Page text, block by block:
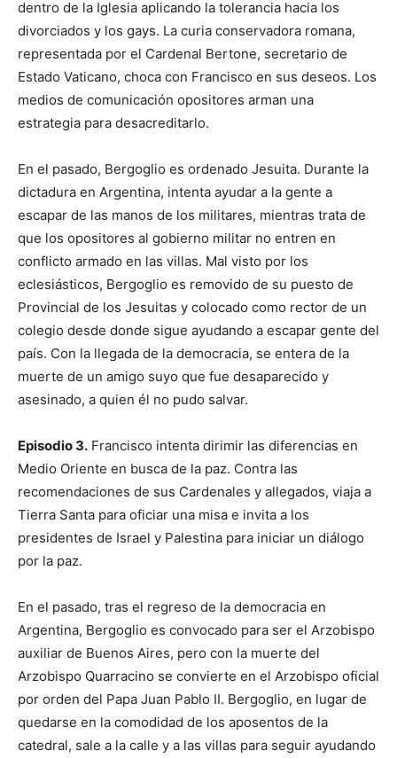
dentro de la Iglesia aplicando la tolerancia hacia los
divorciados y los gays. La curia conservadora romana,
representada por el Cardenal Bertone, secretario de
Estado Vaticano, choca con Francisco en sus deseos. Los
medios de comunicación opositores arman una
estrategia para desacreditarlo.
En el pasado, Bergoglio es ordenado Jesuita. Durante la
dictadura en Argentina, intenta ayudar a la gente a
escapar de las manos de los militares, mientras trata de
que los opositores al gobierno militar no entren en
conflicto armado en las villas. Mal visto por los
eclesiásticos, Bergoglio es removido de su puesto de
Provincial de los Jesuitas y colocado como rector de un
colegio desde donde sigue ayudando a escapar gente del
país. Con la llegada de la democracia, se entera de la
muerte de un amigo suyo que fue desaparecido y
asesinado, a quien él no pudo salvar.
Episodio 3. Francisco intenta dirimir las diferencias en
Medio Oriente en busca de la paz. Contra las
recomendaciones de sus Cardenales y allegados, viaja a
Tierra Santa para oficiar una misa e invita a los
presidentes de Israel y Palestina para iniciar un diálogo
por la paz.
En el pasado, tras el regreso de la democracia en
Argentina, Bergoglio es convocado para ser el Arzobispo
auxiliar de Buenos Aires, pero con la muerte del
Arzobispo Quarracino se convierte en el Arzobispo oficial
por orden del Papa Juan Pablo II. Bergoglio, en lugar de
quedarse en la comodidad de los aposentos de la
catedral, sale a la calle y a las villas para seguir ayudando